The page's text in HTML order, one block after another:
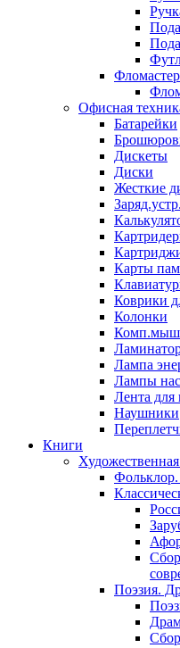
Офисная
Батарейки
Дискеты
Диски
Жесткие
Заряд.устр.
Карты
Коврики
Колонки
Лампа
Лампы
Лента
Наушники
Книги
Поэзия.